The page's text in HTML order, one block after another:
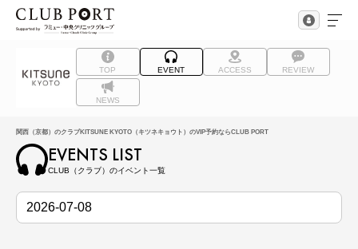
TOP EVENT ACCESS REVIEW
NEWS
関西（京都）のクラブKITSUNE KYOTO（キツネキョウト）のVIP予約ならCLUB PORT
EVENTS LIST
CLUB（クラブ）のイベント一覧